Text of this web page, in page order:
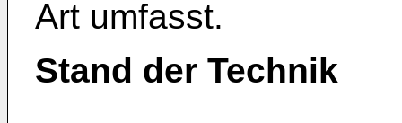
Art umfasst.
Stand der Technik